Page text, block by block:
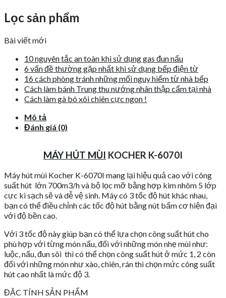
Lọc sản phẩm
Bài viết mới
10 nguyên tắc an toàn khi sử dụng gas đun nấu
6 vấn đề thường gặp nhất khi sử dụng bếp điện từ
16 cách phòng tránh những mối nguy hiểm từ nhà bếp
Cách làm bánh Trung thu nướng nhân thập cẩm tại nhà
Cách làm gà bó xôi chiên cực ngon !
Mô tả
Đánh giá (0)
MÁY HÚT MÙI KOCHER K-6070I
Máy hút mùi Kocher K-6070I mang lại hiệu quả cao với công
suất hút lớn 700m3/h và bộ lọc mỡ bằng hợp kim nhôm 5 lớp
cực kì sạch sẽ và dễ vệ sinh. Máy có 3 tốc độ hút khác nhau,
bạn có thể điều chỉnh các tốc độ hút bằng nút bấm cơ hiện đại
với độ bền cao.
Với 3 tốc độ này giúp bạn có thể lựa chọn công suất hút cho
phù hợp với từng món nấu, đối với những món nhẹ mùi như:
luộc, nấu, đun sôi thì có thể chọn công suất hút ở mức 1, 2 còn
đối với những món như xào, chiên, rán thì chọn mức công suất
hút cao nhất là mức độ 3.
ĐẶC TÍNH SẢN PHẨM